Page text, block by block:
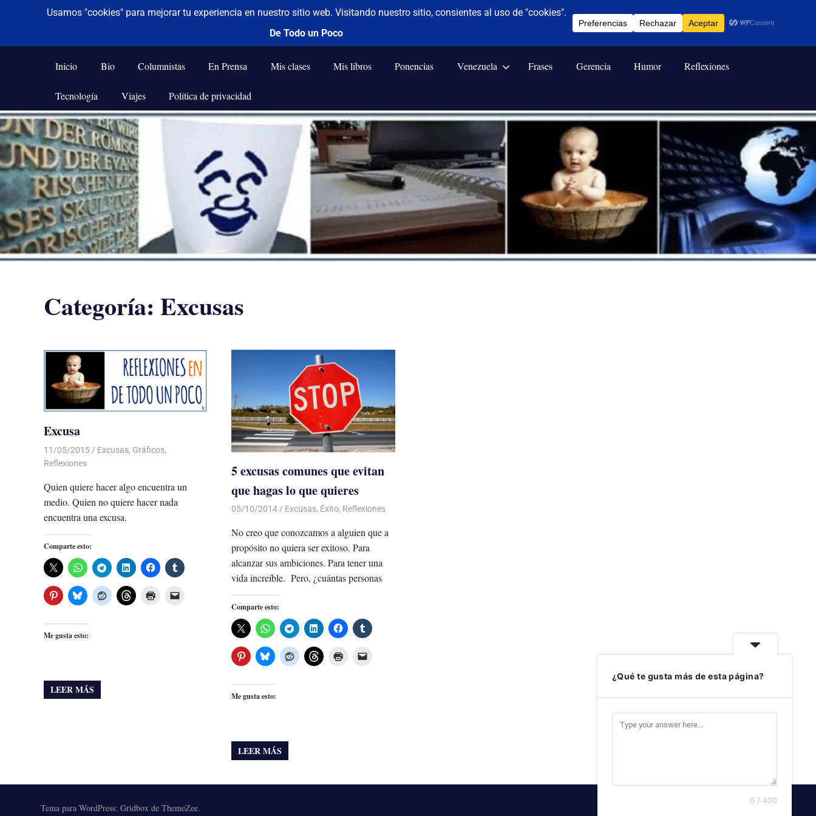
Saltar
al
contenido
De todo un poco
Frases,
Humor,
Tecnología
y
Viajes
Inicio Bio Columnistas En Prensa Mis clases Mis libros Ponencias Venezuela Frases Gerencia Humor Reflexiones
Tecnología Viajes Política de privacidad
Categoría: Excusas
Excusa
11/05/2015 Luis Castellanos
Excusas, Gráficos,
Reflexiones
Quien quiere hacer algo encuentra un
medio. Quien no quiere hacer nada
encuentra una excusa.
Comparte esto:
Me gusta esto:
LEER MÁS
5 excusas comunes que evitan
que hagas lo que quieres
05/10/2014 Luis Castellanos
Excusas, Éxito, Reflexiones
No creo que conozcamos a alguien que a
propósito no quiera ser exitoso. Para
alcanzar sus ambiciones. Para tener una
vida increíble. Pero, ¿cuántas personas
Comparte esto:
Me gusta esto:
LEER MÁS
Tema para WordPress: Gridbox de ThemeZee.
¿Qué te gusta más de esta página?
0 / 400